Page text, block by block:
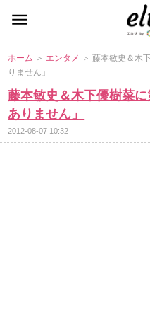
ホーム ＞ エンタメ ＞ 藤本敏史＆木
りません」
藤本敏史＆木下優樹菜
ありません」
2012-08-07 10:32